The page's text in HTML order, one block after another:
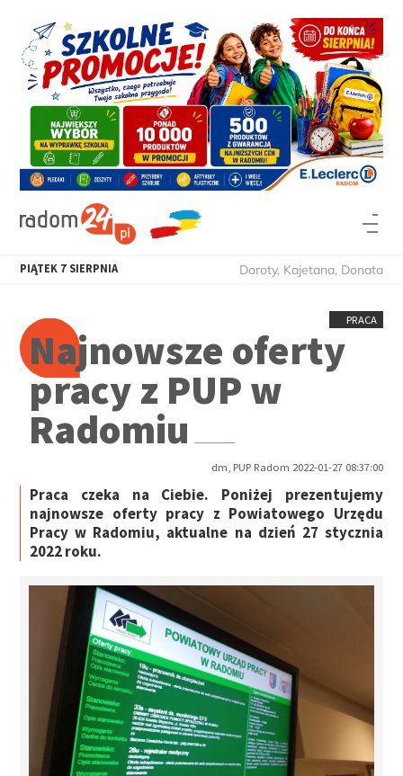
PIĄTEK 7 SIERPNIA Doroty, Kajetana, Donata
PRACA
Najnowsze oferty
pracy z PUP w
Radomiu
dm, PUP Radom 2022-01-27 08:37:00
Praca czeka na Ciebie. Poniżej prezentujemy
najnowsze oferty pracy z Powiatowego Urzędu
Pracy w Radomiu, aktualne na dzień 27 stycznia
2022 roku.